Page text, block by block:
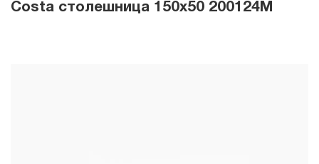
Costa столешница 150х50 200124M